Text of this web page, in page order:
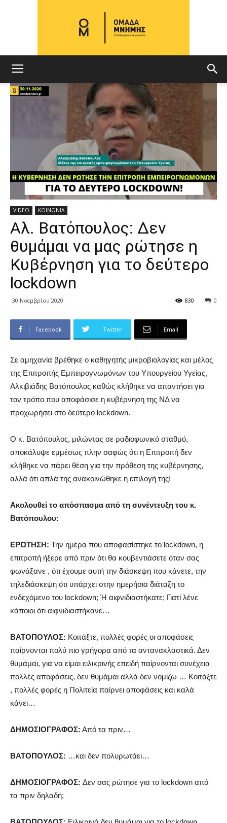
ΜΝΗΜΗΣ
VIDEO ΚΟΙΝΩΝΙΑ
Αλ. Βατόπουλος: Δεν
θυμάμαι να μας ρώτησε η
Κυβέρνηση για το δεύτερο
lockdown
30 Νοεμβρίου 2020 0
830
Facebook Twitter Email
Σε αμηχανία βρέθηκε ο καθηγητής μικροβιολογίας και μέλος
της Επιτροπής Εμπειρογνωμόνων του Υπουργείου Υγείας,
Αλκιβιάδης Βατόπουλος καθώς κλήθηκε να απαντήσει για
τον τρόπο που αποφάσισε η κυβέρνηση της ΝΔ να
προχωρήσει στο δεύτερο lockdown.
Ο κ. Βατόπουλος, μιλώντας σε ραδιοφωνικό σταθμό,
αποκάλυψε εμμέσως πλην σαφώς ότι η Επιτροπή δεν
κλήθηκε να πάρει θέση για την πρόθεση της κυβέρνησης,
αλλά ότι απλά της ανακοινώθηκε η επιλογή της!
Ακολουθεί το απόσπασμα από τη συνέντευξη του κ.
Βατόπουλου:
ΕΡΩΤΗΣΗ: Την ημέρα που αποφασίστηκε το lockdown, η
επιτροπή ήξερε από πριν ότι θα κουβεντιάσετε όταν σας
φωνάξανε , ότι έχουμε αυτή την διάσκεψη που κάνετε, την
τηλεδιάσκεψη ότι υπάρχει στην ημερήσια διάταξη το
ενδεχόμενο του lockdown; Ή αιφνιδιαστήκατε; Γιατί λένε
κάποιοι ότι αιφνιδιαστήκανε…
ΒΑΤΟΠΟΥΛΟΣ: Κοιτάξτε, πολλές φορές οι αποφάσεις
παίρνονται πολύ πιο γρήγορα από τα αντανακλαστικά. Δεν
θυμάμαι, για να είμαι ειλικρινής επειδή παίρνονται συνέχεια
πολλές αποφάσεις, δεν θυμάμαι αλλά δεν νομίζω … Κοιτάξτε
, πολλές φορές η Πολιτεία παίρνει αποφάσεις και καλά
κάνει…
ΔΗΜΟΣΙΟΓΡΑΦΟΣ: Από τα πριν…
ΒΑΤΟΠΟΥΛΟΣ: …και δεν πολυρωτάει…
ΔΗΜΟΣΙΟΓΡΑΦΟΣ: Δεν σας ρώτησε για το lockdown από
τα πριν δηλαδή;